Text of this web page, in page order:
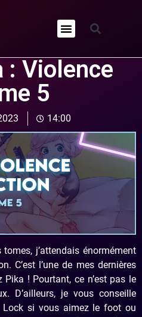
: Violence
5
14:00
j’attendais énormément
C’est l’une de mes dernières
! Pourtant, ce n’est pas le
D’ailleurs, je vous conseille
Lock si vous aimez le foot ou